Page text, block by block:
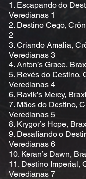
1. Escapando do
Veredianas 1
2. Destino Cego,
2
3. Criando Amalia,
Veredianas 3
4. Anton’s Grace,
5. Revés do Destino,
Veredianas 4
6. Ravik’s Mercy,
7. Mãos do Destino,
Veredianas 5
8. Krygor’s Hope,
9. Desafiando o
Veredianas 6
10. Keran’s Dawn,
11. Destino Imperial,
Veredianas 7